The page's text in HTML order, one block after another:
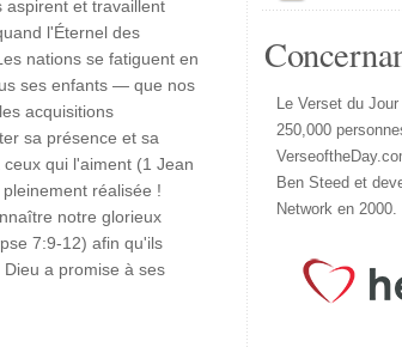
aspirent et travaillent
l'Éternel des
nations se fatiguent en
ses enfants — que nos
acquisitions
sa présence et sa
qui l'aiment (1 Jean
réalisée !
notre glorieux
7:9-12) afin qu'ils
a promise à ses
Le Verset du
250,000
Ben Steed et
Network en 2000.